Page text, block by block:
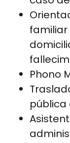
Phono
pública